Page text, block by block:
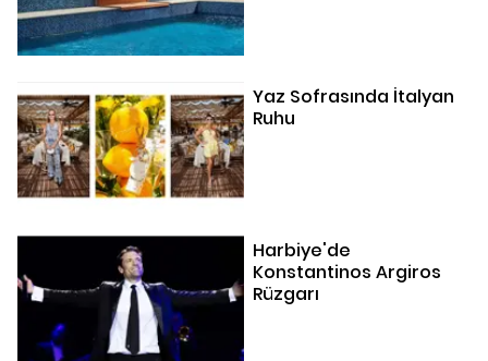
Yaz Sofrasında İtalyan
Ruhu
Harbiye'de
Konstantinos Argiros
Rüzgarı